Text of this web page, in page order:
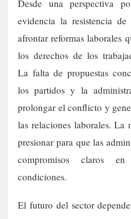
Desde una perspectiva
evidencia la resistencia
afrontar reformas laborales
los derechos de los
La falta de propuestas
los partidos y la
prolongar el conflicto y
las relaciones laborales. La
presionar para que las
compromisos claros
condiciones.
El futuro del sector